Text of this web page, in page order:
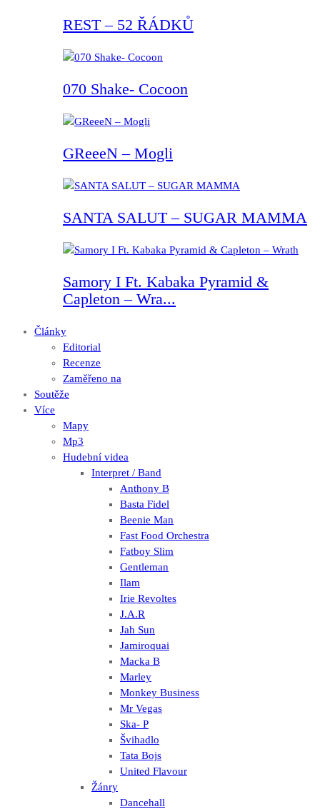
REST – 52 ŘÁDKŮ
070 Shake- Cocoon
GReeeN – Mogli
SANTA SALUT – SUGAR MAMMA
Samory I Ft. Kabaka Pyramid &
Capleton – Wra...
Články
Editorial
Recenze
Zaměřeno na
Soutěže
Více
Mapy
Mp3
Hudební videa
Interpret / Band
Anthony B
Basta Fidel
Beenie Man
Fast Food Orchestra
Fatboy Slim
Gentleman
Ilam
Irie Revoltes
J.A.R
Jah Sun
Jamiroquai
Macka B
Marley
Monkey Business
Mr Vegas
Ska- P
Švihadlo
Tata Bojs
United Flavour
Žánry
Dancehall